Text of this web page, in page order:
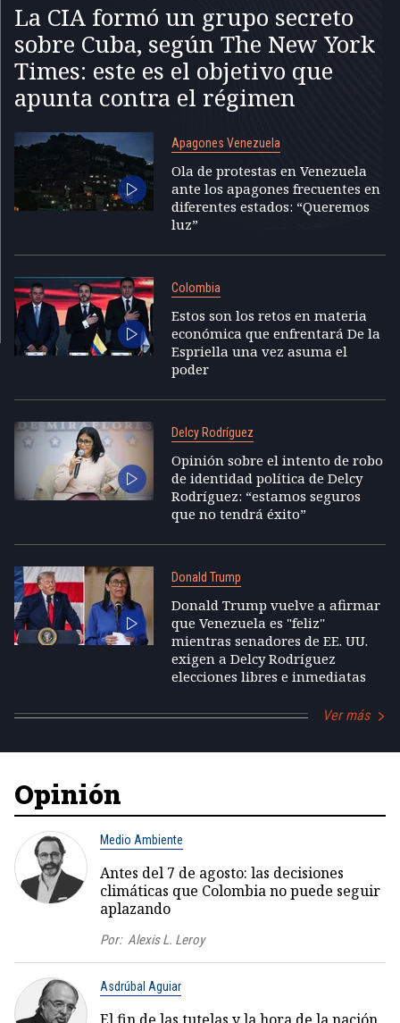
La CIA formó un grupo secreto
sobre Cuba, según The New York
Times: este es el objetivo que
apunta contra el régimen
Apagones Venezuela
Ola de protestas en Venezuela
ante los apagones frecuentes en
diferentes estados: “Queremos
luz”
Colombia
Estos son los retos en materia
económica que enfrentará De la
Espriella una vez asuma el
poder
Delcy Rodríguez
Opinión sobre el intento de robo
de identidad política de Delcy
Rodríguez: “estamos seguros
que no tendrá éxito”
Donald Trump
Donald Trump vuelve a afirmar
que Venezuela es "feliz"
mientras senadores de EE. UU.
exigen a Delcy Rodríguez
elecciones libres e inmediatas
Ver más
Opinión
Medio Ambiente
Antes del 7 de agosto: las decisiones
climáticas que Colombia no puede seguir
aplazando
Por: Alexis L. Leroy
Asdrúbal Aguiar